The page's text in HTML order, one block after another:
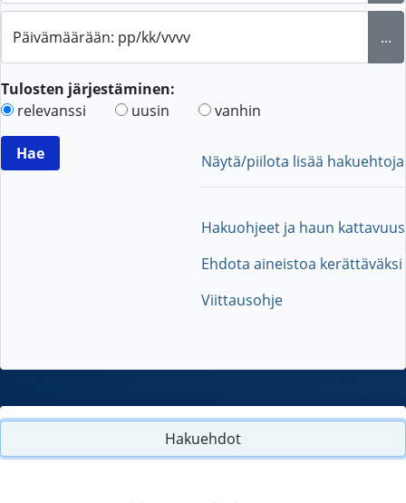
Päivämäärään: pp/kk/vvvv ...
Tulosten järjestäminen:
relevanssi
uusin vanhin
Näytä/piilota lisää hakuehtoja
Hakuohjeet ja haun kattavuus
Ehdota aineistoa kerättäväksi
Viittausohje
Hakuehdot